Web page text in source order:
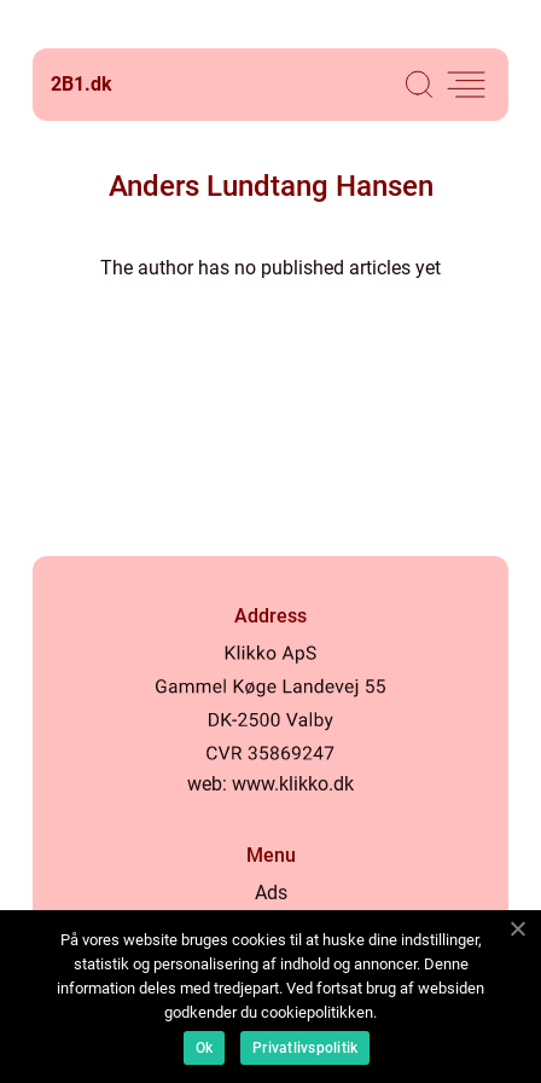
2B1.dk
Anders Lundtang Hansen
The author has no published articles yet
Address
web: www.klikko.dk
Menu
Ads
Cookies
Contact
Sitemap
På vores website bruges cookies til at huske dine indstillinger,
statistik og personalisering af indhold og annoncer. Denne
information deles med tredjepart. Ved fortsat brug af websiden
godkender du cookiepolitikken.
Ok Privatlivspolitik